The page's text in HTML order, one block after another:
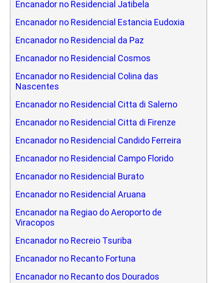
Encanador no Residencial Jatibela
Encanador no Residencial Estancia Eudoxia
Encanador no Residencial da Paz
Encanador no Residencial Cosmos
Encanador no Residencial Colina das
Nascentes
Encanador no Residencial Citta di Salerno
Encanador no Residencial Citta di Firenze
Encanador no Residencial Candido Ferreira
Encanador no Residencial Campo Florido
Encanador no Residencial Burato
Encanador no Residencial Aruana
Encanador na Regiao do Aeroporto de
Viracopos
Encanador no Recreio Tsuriba
Encanador no Recanto Fortuna
Encanador no Recanto dos Dourados